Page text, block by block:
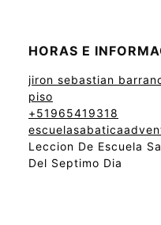
HORAS E
jiron sebastian
piso
+51965419318
Leccion De Escuela
Del Septimo Dia